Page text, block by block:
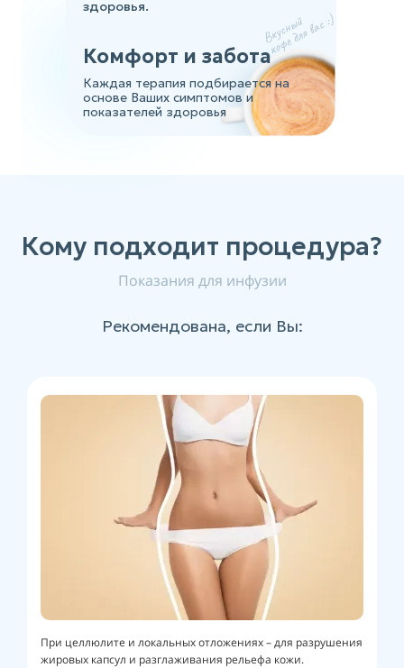
здоровья.
Комфорт и забота
Каждая терапия подбирается на
основе Ваших симптомов и
показателей здоровья
Кому подходит процедура?
Показания для инфузии
Рекомендована, если Вы:
При целлюлите и локальных отложениях – для разрушения
жировых капсул и разглаживания рельефа кожи.